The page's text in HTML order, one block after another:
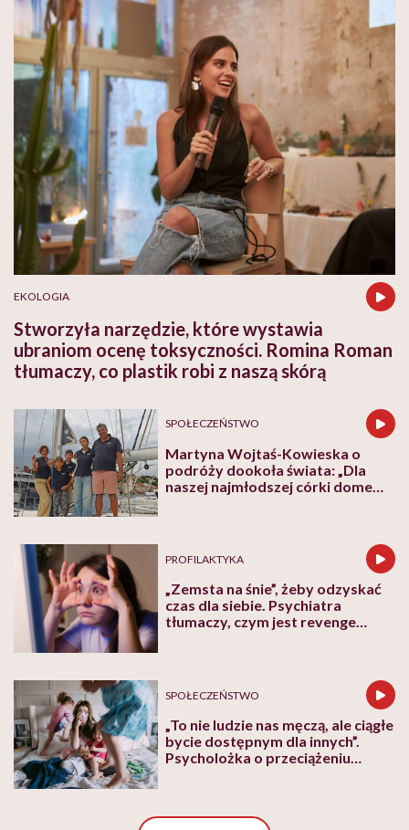
EKOLOGIA
Stworzyła narzędzie, które wystawia
ubraniom ocenę toksyczności. Romina Roman
tłumaczy, co plastik robi z naszą skórą
SPOŁECZEŃSTWO
Martyna Wojtaś-Kowieska o
podróży dookoła świata: „Dla
naszej najmłodszej córki domem
PROFILAKTYKA
„Zemsta na śnie”, żeby odzyskać
czas dla siebie. Psychiatra
tłumaczy, czym jest revenge
SPOŁECZEŃSTWO
„To nie ludzie nas męczą, ale ciągłe
bycie dostępnym dla innych”.
Psycholożka o przeciążeniu